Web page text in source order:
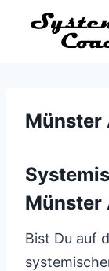
Inhalt
Münster
Münster
Bist Du auf